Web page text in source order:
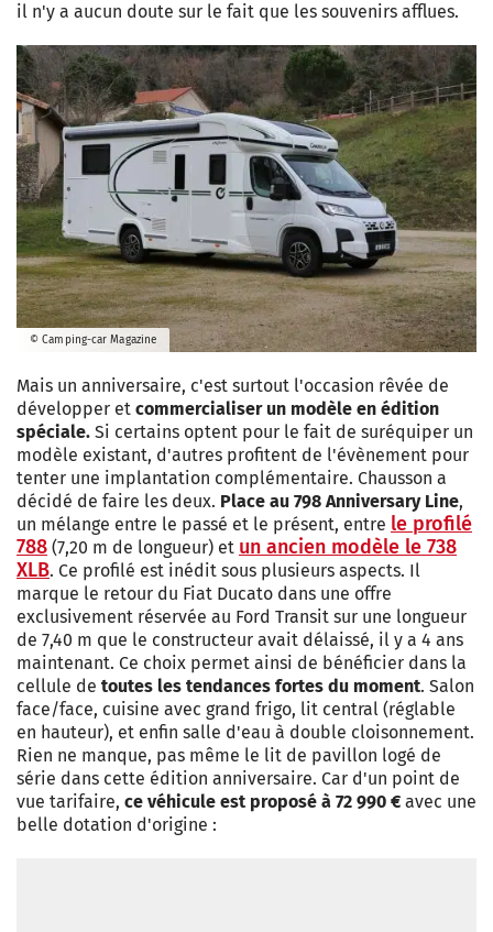
il n'y a aucun doute sur le fait que les souvenirs afflues.
© Camping-car Magazine
Mais un anniversaire, c'est surtout l'occasion rêvée de
développer et commercialiser un modèle en édition
spéciale. Si certains optent pour le fait de suréquiper un
modèle existant, d'autres profitent de l'évènement pour
tenter une implantation complémentaire. Chausson a
décidé de faire les deux. Place au 798 Anniversary Line,
un mélange entre le passé et le présent, entre le profilé
788 (7,20 m de longueur) et un ancien modèle le 738
XLB. Ce profilé est inédit sous plusieurs aspects. Il
marque le retour du Fiat Ducato dans une offre
exclusivement réservée au Ford Transit sur une longueur
de 7,40 m que le constructeur avait délaissé, il y a 4 ans
maintenant. Ce choix permet ainsi de bénéficier dans la
cellule de toutes les tendances fortes du moment. Salon
face/face, cuisine avec grand frigo, lit central (réglable
en hauteur), et enfin salle d'eau à double cloisonnement.
Rien ne manque, pas même le lit de pavillon logé de
série dans cette édition anniversaire. Car d'un point de
vue tarifaire, ce véhicule est proposé à 72 990 € avec une
belle dotation d'origine :